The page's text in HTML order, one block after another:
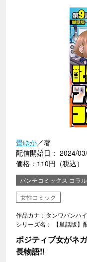
畳ゆか／著
配信開始日： 2024/
価格：110円（税込）
バンチコミックス コラル
女性コミック
作品カナ：タンワバンハ
シリーズ名： 【単話版】
ポジティブ女がネ
長物語!!